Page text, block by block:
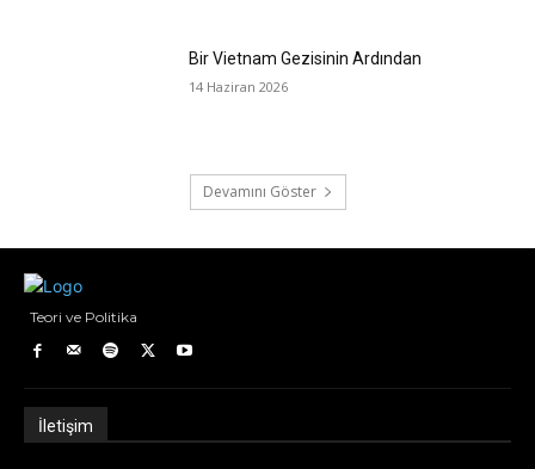
Bir Vietnam Gezisinin Ardından
14 Haziran 2026
Devamını Göster
Teori ve Politika
İletişim